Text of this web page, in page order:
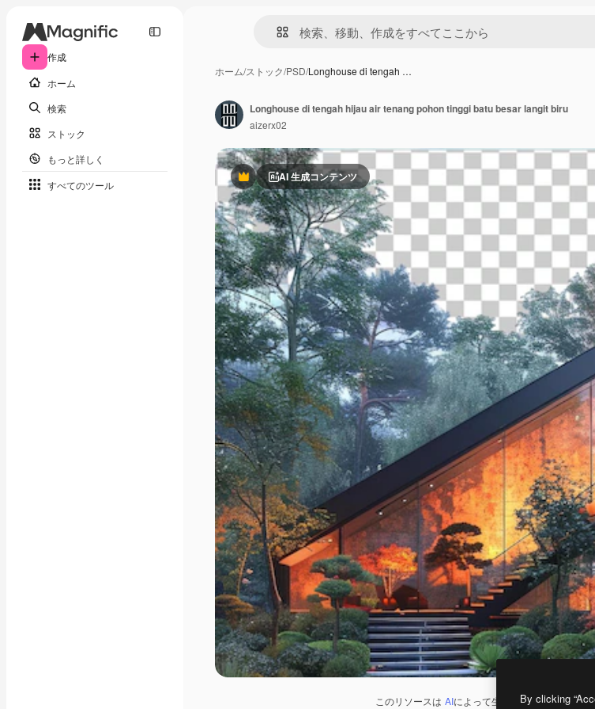
作成
ホーム
検索
ストック
もっと詳しく
すべてのツール
ホーム/ストック/PSD/Longhouse di tengah …
PremiumAI 生成コンテンツ
このリソースは AIによって生成されたものです。
Longhouse di tengah hijau air tenang pohon tinggi batu besar langit biru
aizerx02
By clicking